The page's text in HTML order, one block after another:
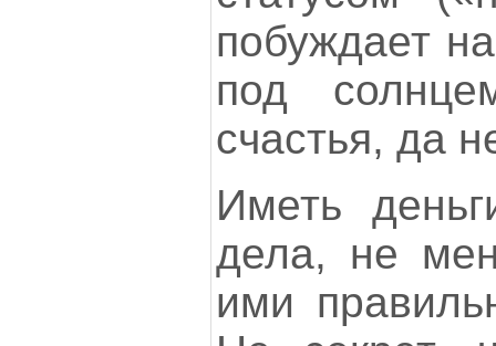
побуждает
под
счастья, да
Иметь
дела, не
ими